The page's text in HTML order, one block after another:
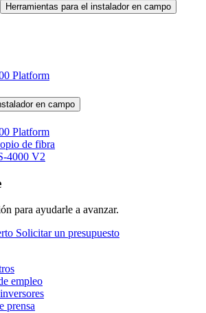
Herramientas para el instalador en campo
Platform
en campo
Platform
de fibra
4000 V2
para ayudarle a avanzar.
Solicitar un presupuesto
empleo
prensa